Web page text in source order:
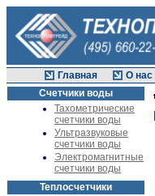
Главная О нас
Счетчики воды
Тахометрические
счетчики воды
Ультразвуковые
счетчики воды
Электромагнитные
счетчики воды
Теплосчетчики